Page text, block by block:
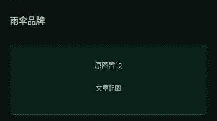
雨伞品牌
原图暂缺
文章配图